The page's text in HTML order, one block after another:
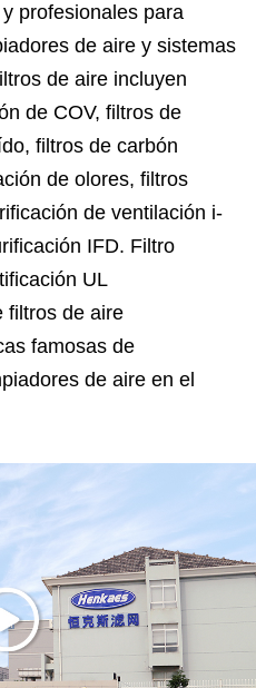
profesionales para
de aire y sistemas
de aire incluyen
de COV, filtros de
filtros de carbón
de olores, filtros
de ventilación i-
IFD. Filtro
UL
filtros de aire
famosas de
de aire en el
de aire.
de Haimen,
120 kilómetros de
certificaciones
e ISO45001:2018,
y resistencia al aire
de pruebas de